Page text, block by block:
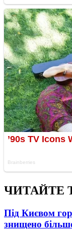
ЧИТАЙТЕ
Під Києвом
знищено